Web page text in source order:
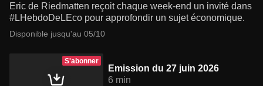
Eric de Riedmatten reçoit chaque week-end un invité dans
#LHebdoDeLEco pour approfondir un sujet économique.
Disponible jusqu'au 05/10
S'abonner
Emission du 27 juin 2026
6 min